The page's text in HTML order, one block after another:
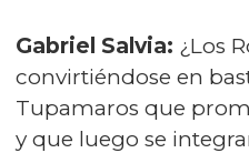
Gabriel Salvia: ¿Los
convirtiéndose en
Tupamaros que
y que luego se